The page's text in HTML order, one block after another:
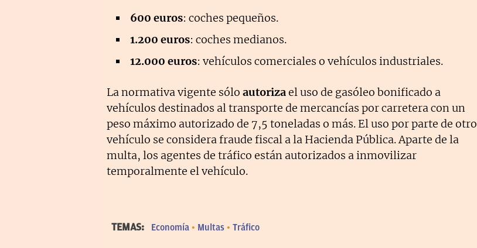
600 euros: coches pequeños.
1.200 euros: coches medianos.
12.000 euros: vehículos comerciales o vehículos industriales.
La normativa vigente sólo autorizael uso de gasóleo bonificado a
vehículos destinados al transporte de mercancías por carretera con un
peso máximo autorizado de 7,5 toneladas o más. El uso por parte de otro
vehículo se considera fraude fiscal a la Hacienda Pública. Aparte de la
multa, los agentes de tráfico están autorizados a inmovilizar
temporalmente el vehículo.
TEMAS: Economía Multas Tráfico